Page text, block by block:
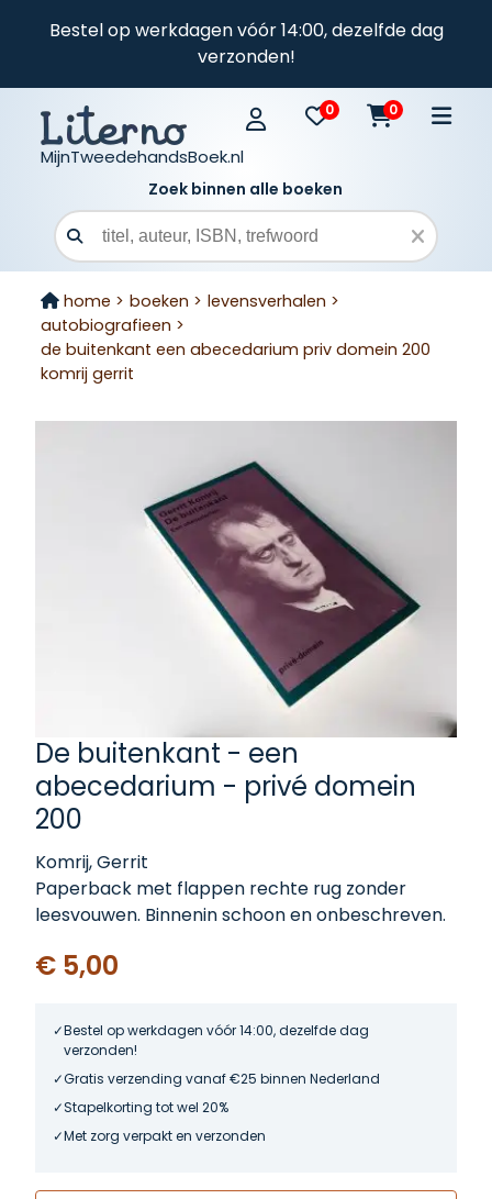
Bestel op werkdagen vóór 14:00, dezelfde dag
verzonden!
MijnTweedehandsBoek.nl
0 0
Zoek binnen alle boeken
Zoekveld
home > boeken > levensverhalen >
autobiografieen >
de buitenkant een abecedarium priv domein 200
komrij gerrit
De buitenkant - een
abecedarium - privé domein
200
Komrij, Gerrit
Paperback met flappen rechte rug zonder
leesvouwen. Binnenin schoon en onbeschreven.
€ 5,00
Bestel op werkdagen vóór 14:00, dezelfde dag
verzonden!
Gratis verzending vanaf €25 binnen Nederland
Stapelkorting tot wel 20%
Met zorg verpakt en verzonden